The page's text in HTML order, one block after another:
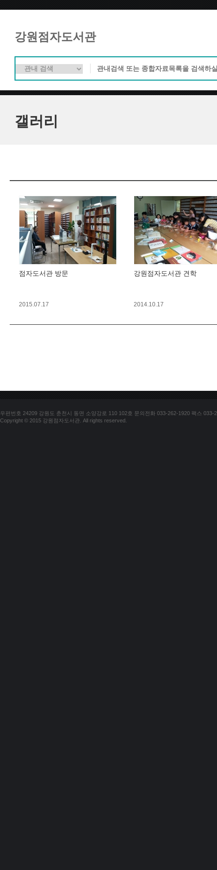
강원점자도서관
갤러리
점자도서관 방문
2015.07.17
강원점자도서관 견학
2014.10.17
우편번호 24209 강원도 춘천시 동면 소양강로 110 102호 문의전화 033-262-1920 팩스 033-
Copyright © 2015 강원점자도서관. All rights reserved.